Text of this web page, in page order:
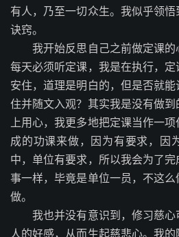
有人，乃至一切众生。我似乎领
诀窍。
我开始反思自己之前做定课的
每天必须听定课，我是在执行，
安住，道理是明白的，但是否就
住并随文入观？其实我是没有做
上用心，我更多地把定课当作一
成的功课来做，因为有要求，因
中，单位有要求，所以我会为了
事一样，毕竟是单位一员，不这
做。
我也并没有意识到，修习慈心
人的好感，从而生起慈悲心。我